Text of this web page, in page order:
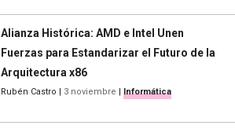
Alianza Histórica: AMD e Intel Unen
Fuerzas para Estandarizar el Futuro de la
Arquitectura x86
Rubén Castro | 3 noviembre | Informática